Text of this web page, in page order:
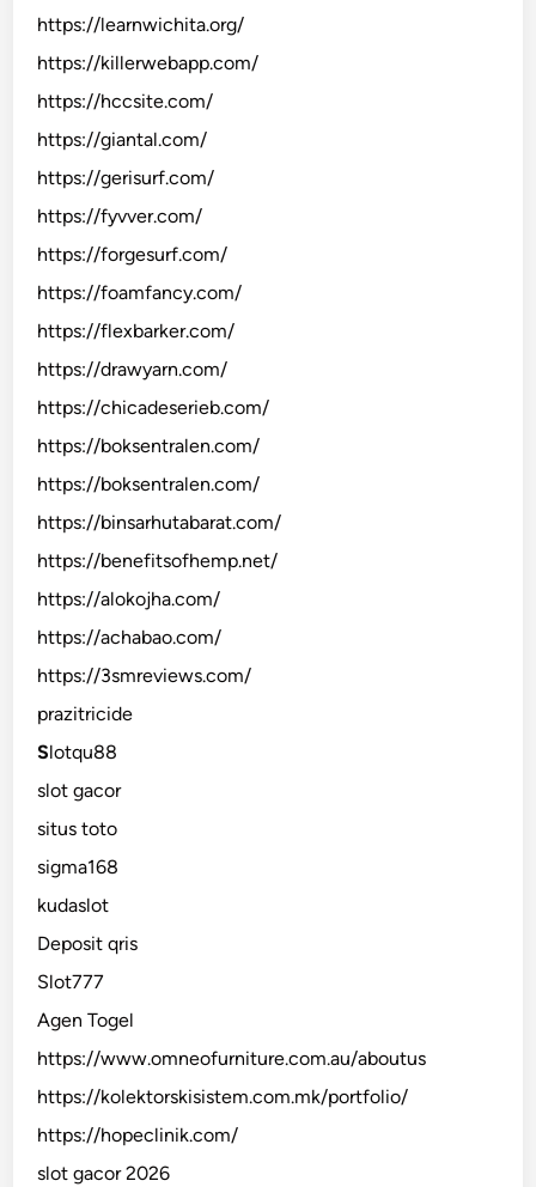
https://learnwichita.org/
https://killerwebapp.com/
https://hccsite.com/
https://giantal.com/
https://gerisurf.com/
https://fyvver.com/
https://forgesurf.com/
https://foamfancy.com/
https://flexbarker.com/
https://drawyarn.com/
https://chicadeserieb.com/
https://boksentralen.com/
https://boksentralen.com/
https://binsarhutabarat.com/
https://benefitsofhemp.net/
https://alokojha.com/
https://achabao.com/
https://3smreviews.com/
prazitricide
Slotqu88
slot gacor
situs toto
sigma168
kudaslot
Deposit qris
Slot777
Agen Togel
https://www.omneofurniture.com.au/aboutus
https://kolektorskisistem.com.mk/portfolio/
https://hopeclinik.com/
slot gacor 2026